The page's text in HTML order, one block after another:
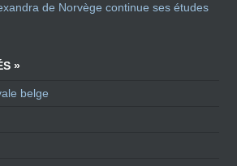
de Norvège continue ses études
»
belge